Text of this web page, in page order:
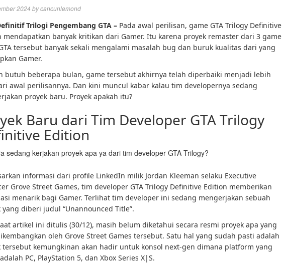
2024 bycancunlemond
Trilogi Pengembang GTA – Pada awal perilisan, game GTA Trilogy Definitive
mendapatkan banyak kritikan dari Gamer. Itu karena proyek remaster dari 3 game
tersebut banyak sekali mengalami masalah bug dan buruk kualitas dari yang
Gamer.
butuh beberapa bulan, game tersebut akhirnya telah diperbaiki menjadi lebih
awal perilisannya. Dan kini muncul kabar kalau tim developernya sedang
proyek baru. Proyek apakah itu?
Baru dari Tim Developer GTA Trilogy
Edition
sedang kerjakan proyek apa ya dari tim developer GTA Trilogy?
informasi dari profile LinkedIn milik Jordan Kleeman selaku Executive
Grove Street Games, tim developer GTA Trilogy Definitive Edition memberikan
menarik bagi Gamer. Terlihat tim developer ini sedang mengerjakan sebuah
yang diberi judul “Unannounced Title”.
artikel ini ditulis (30/12), masih belum diketahui secara resmi proyek apa yang
oleh Grove Street Games tersebut. Satu hal yang sudah pasti adalah
tersebut kemungkinan akan hadir untuk konsol next-gen dimana platform yang
PC, PlayStation 5, dan Xbox Series X|S.